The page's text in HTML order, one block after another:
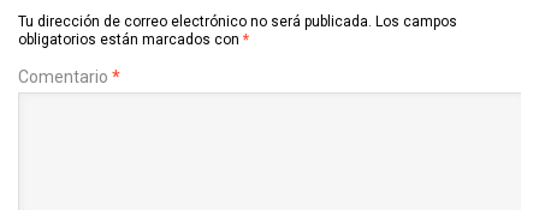
Tu dirección de correo electrónico no será publicada. Los campos
obligatorios están marcados con *
Comentario *